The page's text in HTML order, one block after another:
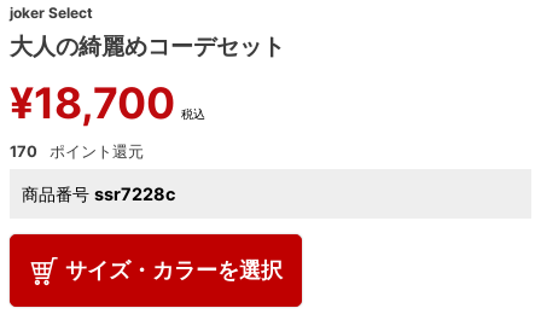
joker Select
大人の綺麗めコーデセット
¥18,700 税込
170
商品番号 ssr7228c
サイズ・カラーを選択